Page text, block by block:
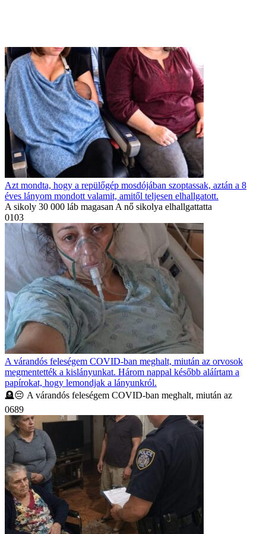
Azt mondta, hogy a repülőgép mosdójában szoptassak, aztán a 8
éves lányom mondott valamit, amitől teljesen elhallgatott.
A sikoly 30 000 láb magasan A nő sikolya elhallgattatta
0103
A várandós feleségem COVID-ban meghalt, miután az orvosok
megmentették a kislányunkat. Három nappal később aláírtam a
papírokat, hogy lemondjak a lányunkról.
🪦😔 A várandós feleségem COVID-ban meghalt, miután az
0689